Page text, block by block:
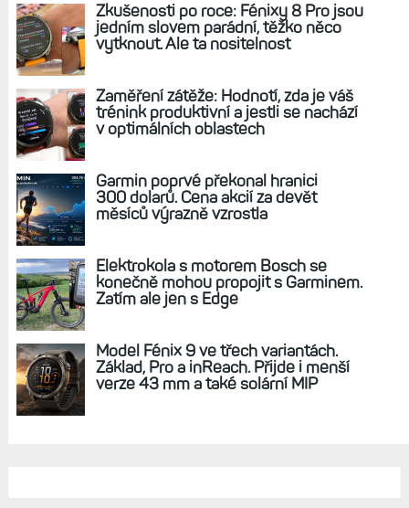
Zkušenosti po roce: Fénixy 8 Pro jsou
jedním slovem parádní, těžko něco
vytknout. Ale ta nositelnost
Zaměření zátěže: Hodnotí, zda je váš
trénink produktivní a jestli se nachází
v optimálních oblastech
Garmin poprvé překonal hranici
300 dolarů. Cena akcií za devět
měsíců výrazně vzrostla
Elektrokola s motorem Bosch se
konečně mohou propojit s Garminem.
Zatím ale jen s Edge
Model Fénix 9 ve třech variantách.
Základ, Pro a inReach. Přijde i menší
verze 43 mm a také solární MIP